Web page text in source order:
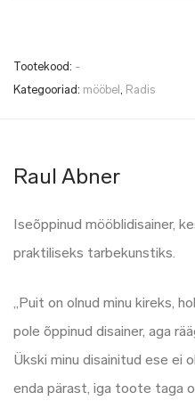
Tootekood: -
Kategooriad: mööbel Radis
Raul Abner
Iseõppinud mööblidisainer,
praktiliseks tarbekunstiks.
„Puit on olnud minu kireks,
pole õppinud disainer, aga
Ükski minu disainitud ese ei
enda pärast, iga toote taga